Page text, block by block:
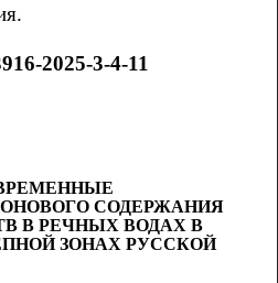
2025-3-4-11
СОДЕРЖАНИЯ
В РЕЧНЫХ ВОДАХ В
ЗОНАХ РУССКОЙ